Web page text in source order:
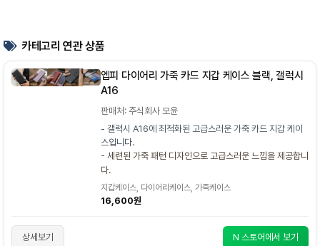
카테고리 연관 상품
엡피 다이어리 가죽 카드 지갑 케이스 블랙, 갤럭시
A16
판매처: 주식회사 모윤
- 갤럭시 A16에 최적화된 고급스러운 가죽 카드 지갑 케이
스입니다.
- 세련된 가죽 패턴 디자인으로 고급스러운 느낌을 제공합니
다.
지갑케이스, 다이어리케이스, 가죽케이스
16,600원
상세보기 N 스토어에서 보기